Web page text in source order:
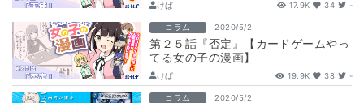
けぱ 17.9K 34 -
コラム 2020/5/2
第２５話『否定』【カードゲームやっ
てる女の子の漫画】
けぱ 19.9K 38 -
コラム 2020/5/2